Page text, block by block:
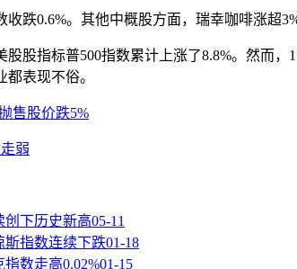
0.6%。其他中概股方面，瑞幸咖啡涨超
指标普500指数累计上涨了8.8%。然而，
表现不俗。
售股价跌5%
弱
创下历史新高05-11
斯指数连续下跌01-18
数走高0.02%01-15